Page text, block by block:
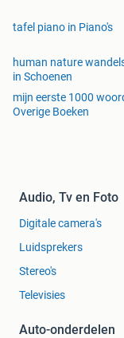
tafel piano in Piano's
human nature
in Schoenen
mijn eerste 1000
Overige Boeken
Audio, Tv en Foto
Digitale camera's
Luidsprekers
Stereo's
Televisies
Auto-onderdelen